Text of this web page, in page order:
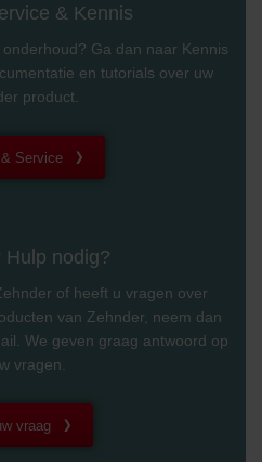
& Kennis
Ga dan naar Kennis
en tutorials over uw
product.
Service
Hulp nodig?
of heeft u vragen over
van Zehnder, neem dan
We geven graag antwoord op
vragen.
vraag